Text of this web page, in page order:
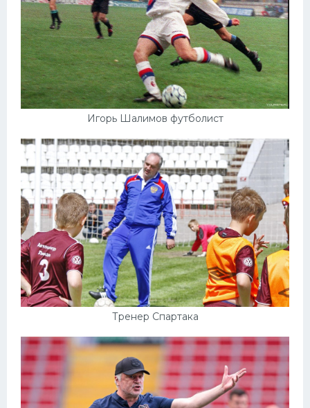
Игорь Шалимов футболист
Тренер Спартака